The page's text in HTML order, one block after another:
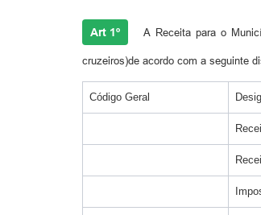
Art 1º A Receita para o
cruzeiros)de acordo com a seguinte
Código Geral